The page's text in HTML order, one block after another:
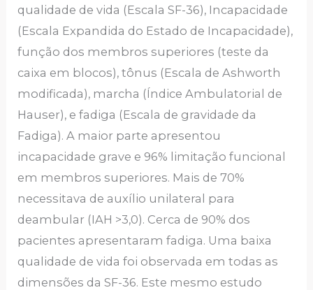
qualidade de vida (Escala SF-36), Incapacidade
(Escala Expandida do Estado de Incapacidade),
função dos membros superiores (teste da
caixa em blocos), tônus (Escala de Ashworth
modificada), marcha (Índice Ambulatorial de
Hauser), e fadiga (Escala de gravidade da
Fadiga). A maior parte apresentou
incapacidade grave e 96% limitação funcional
em membros superiores. Mais de 70%
necessitava de auxílio unilateral para
deambular (IAH >3,0). Cerca de 90% dos
pacientes apresentaram fadiga. Uma baixa
qualidade de vida foi observada em todas as
dimensões da SF-36. Este mesmo estudo